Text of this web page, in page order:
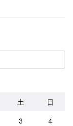
土
日
3
4